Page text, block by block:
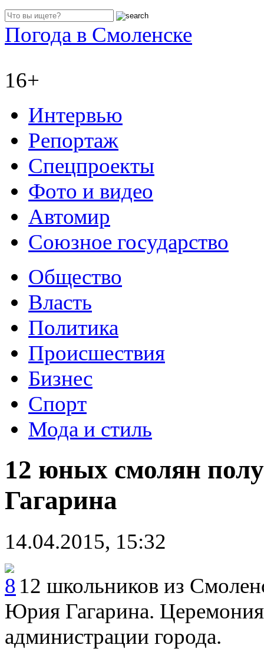
Погода в Смоленске
16+
Интервью
Репортаж
Спецпроекты
Фото и видео
Автомир
Союзное государство
Общество
Власть
Политика
Происшествия
Бизнес
Спорт
Мода и стиль
12 юных смолян
Гагарина
14.04.2015, 15:32
12 школьников из
Юрия Гагарина.
администрации города.